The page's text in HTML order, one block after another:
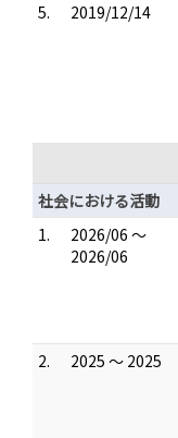
5.
2019/12/14
社会における活動
1.
2026/06 ～
2026/06
2.
2025 ～ 2025